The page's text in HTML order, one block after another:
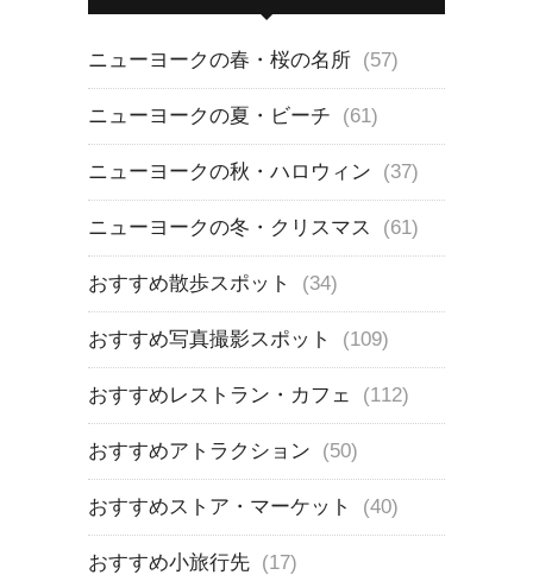
ニューヨークの春・桜の名所 (57)
ニューヨークの夏・ビーチ (61)
ニューヨークの秋・ハロウィン (37)
ニューヨークの冬・クリスマス (61)
おすすめ散歩スポット (34)
おすすめ写真撮影スポット (109)
おすすめレストラン・カフェ (112)
おすすめアトラクション (50)
おすすめストア・マーケット (40)
おすすめ小旅行先 (17)